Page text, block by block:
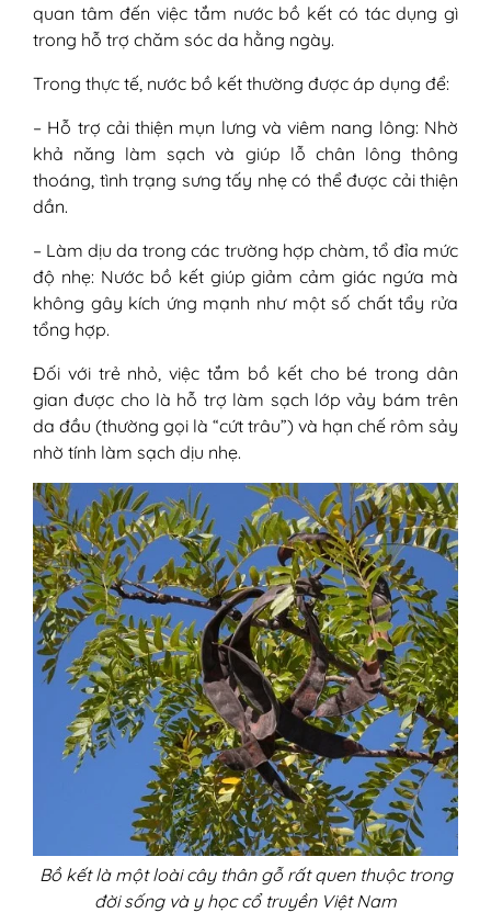
quan tâm đến việc tắm nước bồ kết có tác dụng gì
trong hỗ trợ chăm sóc da hằng ngày.
Trong thực tế, nước bồ kết thường được áp dụng để:
– Hỗ trợ cải thiện mụn lưng và viêm nang lông: Nhờ
khả năng làm sạch và giúp lỗ chân lông thông
thoáng, tình trạng sưng tấy nhẹ có thể được cải thiện
dần.
– Làm dịu da trong các trường hợp chàm, tổ đỉa mức
độ nhẹ: Nước bồ kết giúp giảm cảm giác ngứa mà
không gây kích ứng mạnh như một số chất tẩy rửa
tổng hợp.
Đối với trẻ nhỏ, việc tắm bồ kết cho bé trong dân
gian được cho là hỗ trợ làm sạch lớp vảy bám trên
da đầu (thường gọi là “cứt trâu”) và hạn chế rôm sảy
nhờ tính làm sạch dịu nhẹ.
Bồ kết là một loài cây thân gỗ rất quen thuộc trong
đời sống và y học cổ truyền Việt Nam